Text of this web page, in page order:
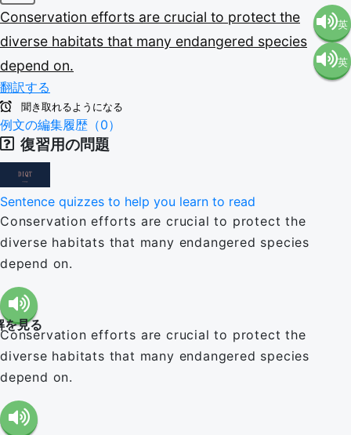
Conservation efforts are crucial to protect the
diverse habitats that many endangered species
depend on.
翻訳する
英
語（米
英
聞き取れるようになる
例文の編集履歴（0）
復習用の問題
Sentence quizzes to help you learn to read
Conservation efforts are crucial to protect the
diverse habitats that many endangered species
depend on.
を見る
Conservation efforts are crucial to protect the
diverse habitats that many endangered species
depend on.